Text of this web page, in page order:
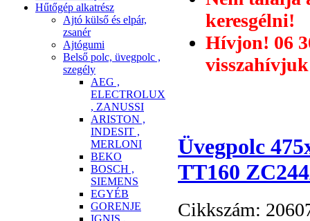
Hűtőgép alkatrész
Ajtó külső és elpár,
zsanér
Ajtógumi
Belső polc, üvegpolc ,
szegély
AEG ,
ELECTROLUX
, ZANUSSI
ARISTON ,
INDESIT ,
MERLONI
BEKO
BOSCH ,
SIEMENS
EGYÉB
GORENJE
IGNIS ,
keresgélni!
Hívjon! 06
Üvegpolc
TT160
Cikkszám: